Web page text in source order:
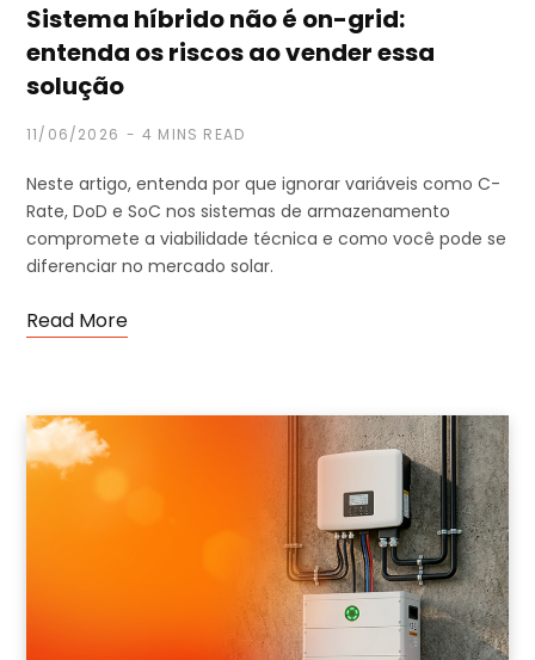
Sistema híbrido não é on-grid:
entenda os riscos ao vender essa
solução
11/06/2026 4 MINS READ
Neste artigo, entenda por que ignorar variáveis como C-
Rate, DoD e SoC nos sistemas de armazenamento
compromete a viabilidade técnica e como você pode se
diferenciar no mercado solar.
Read More